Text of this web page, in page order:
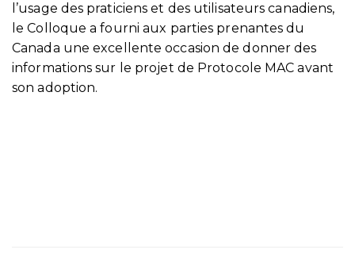
l’usage des praticiens et des utilisateurs canadiens,
le Colloque a fourni aux parties prenantes du
Canada une excellente occasion de donner des
informations sur le projet de Protocole MAC avant
son adoption.